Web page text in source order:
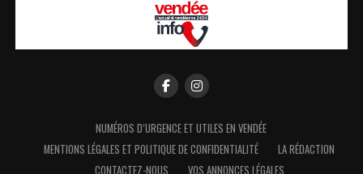
NUMÉROS D’URGENCE ET UTILES EN VENDÉE
MENTIONS LÉGALES ET POLITIQUE DE CONFIDENTIALITÉ
LA RÉDACTION
CONTACTEZ-NOUS
VOS ANNONCES LÉGALES